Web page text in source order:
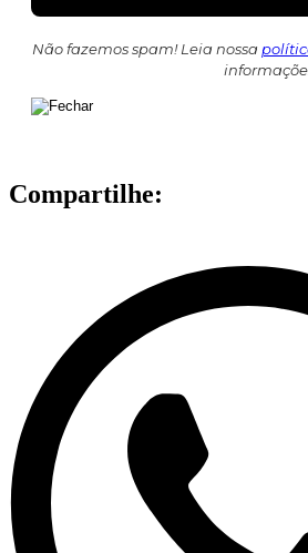
Não fazemos spam! Leia nossa
Compartilhe: